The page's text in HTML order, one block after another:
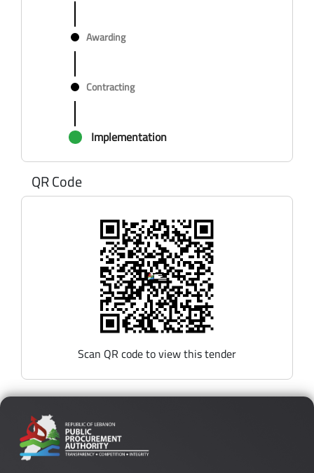
Awarding
Contracting
Implementation
QR Code
Scan QR code to view this tender